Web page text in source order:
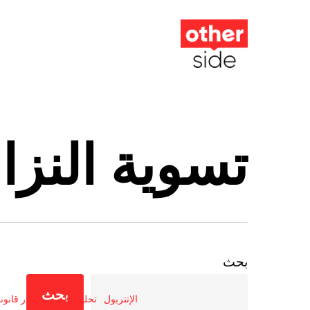
تسوية
الإنتربول تحليل قانوني إطار
بحث
بحث